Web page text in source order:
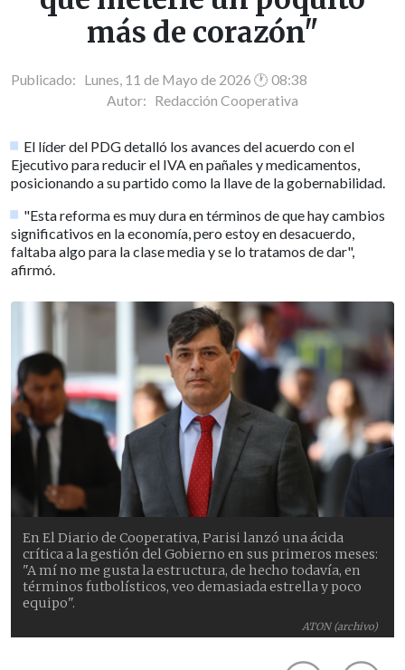
más de corazón"
Publicado: Lunes, 11 de Mayo de 2026 🕐 08:38
Autor: Redacción Cooperativa
El líder del PDG detalló los avances del acuerdo con el
Ejecutivo para reducir el IVA en pañales y medicamentos,
posicionando a su partido como la llave de la gobernabilidad.
"Esta reforma es muy dura en términos de que hay cambios
significativos en la economía, pero estoy en desacuerdo,
faltaba algo para la clase media y se lo tratamos de dar",
afirmó.
ATON (archivo)
En El Diario de Cooperativa, Parisi lanzó una ácida
crítica a la gestión del Gobierno en sus primeros meses:
"A mí no me gusta la estructura, de hecho todavía, en
términos futbolísticos, veo demasiada estrella y poco
equipo".